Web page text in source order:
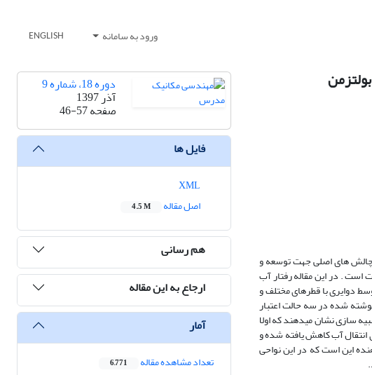
ورود به سامانه ENGLISH
چالش های اصلی جهت توسعه و
است . در این مقاله رفتار آب
دوایری با قطرهای مختلف و
شده در سه حالت اعتبار
سازی نشان میدهند که اولا
انتقال آب کاهش یافته شده و
این است که در این نواحی
دوره 18، شماره 9
آذر 1397
صفحه46-57
فایل ها
اصل مقاله
4.5 M
هم رسانی
ارجاع به این مقاله
آمار
تعداد مشاهده مقاله 6,771